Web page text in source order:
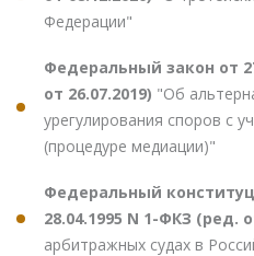
Федерации"
Федеральный закон от
от 26.07.2019) "Об
урегулирования споров с
(процедуре медиации)"
Федеральный
28.04.1995 N 1-ФКЗ (ред.
арбитражных судах в